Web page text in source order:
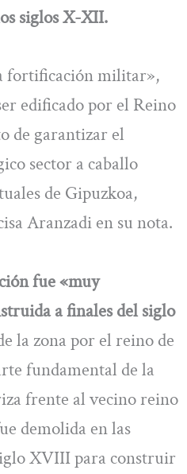
siglos X-XII.
fortificación militar»,
edificado por el Reino
de garantizar el
sector a caballo
de Gipuzkoa,
Aranzadi en su nota.
fue «muy
a finales del siglo
la zona por el reino de
fundamental de la
frente al vecino reino
demolida en las
XVIII para construir